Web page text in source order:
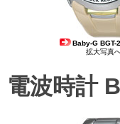
Baby-G BGT-
拡大写真
電波時計